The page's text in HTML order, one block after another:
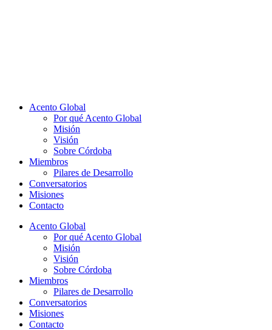
Acento Global
Por qué Acento Global
Misión
Visión
Sobre Córdoba
Miembros
Pilares de Desarrollo
Conversatorios
Misiones
Contacto
Acento Global
Por qué Acento Global
Misión
Visión
Sobre Córdoba
Miembros
Pilares de Desarrollo
Conversatorios
Misiones
Contacto